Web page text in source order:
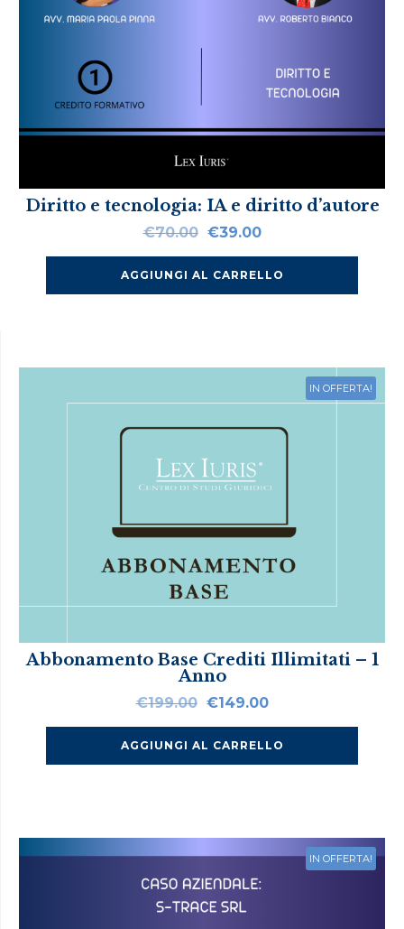
Diritto e tecnologia: IA e diritto d’autore
€70.00 Il
originale
era:
€39.00Il
attuale
è:
AGGIUNGI AL CARRELLO
IN OFFERTA!
Abbonamento Base Crediti Illimitati – 1
Anno
€199.00 Il
originale
era:
€149.00Il
attuale
è:
AGGIUNGI AL CARRELLO
IN OFFERTA!